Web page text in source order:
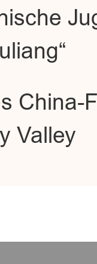
China-
Valley